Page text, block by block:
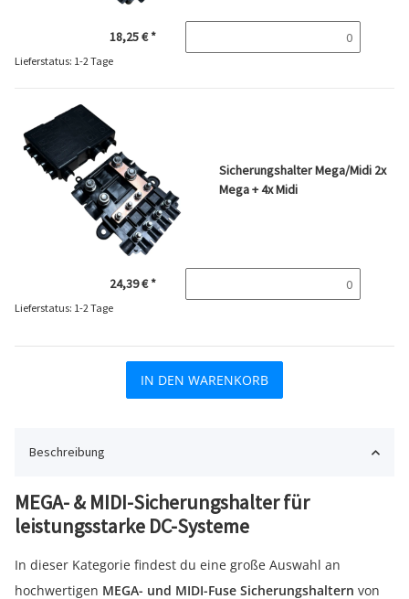
18,25 €*
Lieferstatus: 1-2 Tage
Sicherungshalter Mega/Midi 2x
Mega + 4x Midi
24,39 €*
Lieferstatus: 1-2 Tage
IN DEN WARENKORB
Beschreibung
MEGA- & MIDI-Sicherungshalter für
leistungsstarke DC-Systeme
In dieser Kategorie findest du eine große Auswahl an
hochwertigen MEGA- und MIDI-Fuse Sicherungshaltern von